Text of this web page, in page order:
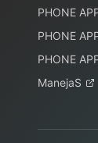
PHONE
PHONE
PHONE
ManejaS